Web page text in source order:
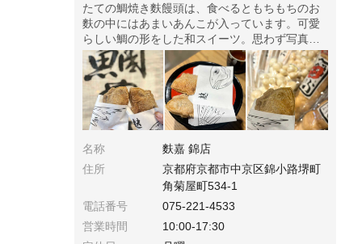
たての鯛焼き麩饅頭は、食べるともちもちのお
麩の中にはあまいあんこが入っています。可愛
らしい鯛の形をした和スイーツ。思わず写真を
撮りたくなる可愛らしい鯛の形。錦市場の食べ
歩きのお共としてもぴったり。
名称
麩嘉 錦店
住所
京都府京都市中京区錦小路堺町
角菊屋町534-1
電話番号
075-221-4533
営業時間
10:00-17:30